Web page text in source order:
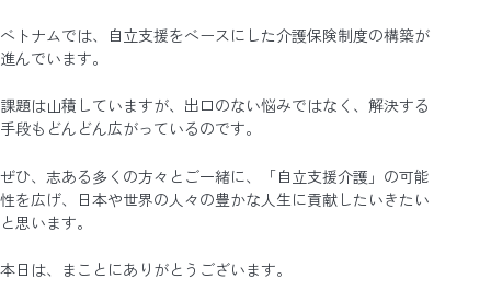
ベトナムでは、自立支援をベースにした介護保険制度の構築が
進んでいます。
課題は山積していますが、出口のない悩みではなく、解決する
手段もどんどん広がっているのです。
ぜひ、志ある多くの方々とご一緒に、「自立支援介護」の可能
性を広げ、日本や世界の人々の豊かな人生に貢献したいきたい
と思います。
本日は、まことにありがとうございます。